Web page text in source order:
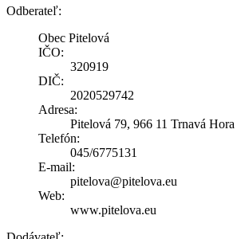
Odberateľ:
Obec Pitelová
IČO:
320919
DIČ:
2020529742
Adresa:
Pitelová 79, 966 11 Trnavá Hora
Telefón:
045/6775131
E-mail:
pitelova@pitelova.eu
Web:
www.pitelova.eu